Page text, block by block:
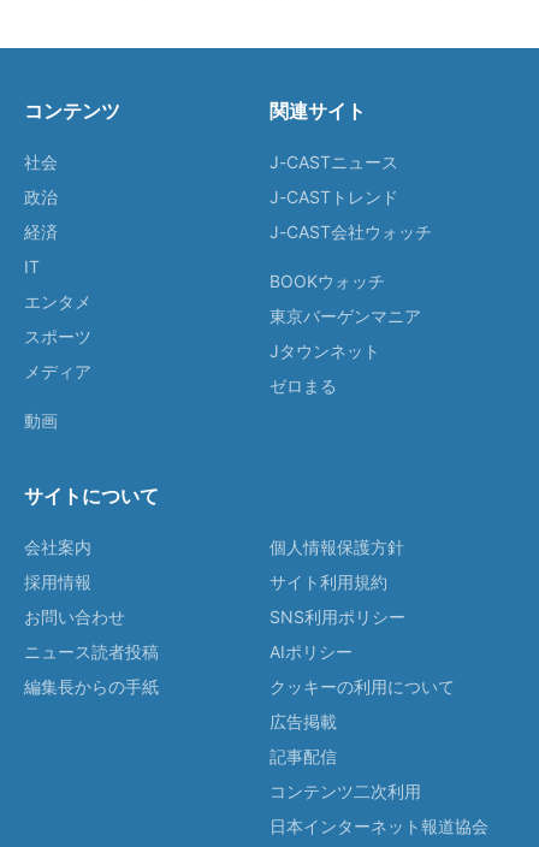
コンテンツ
社会
政治
経済
IT
エンタメ
スポーツ
メディア
動画
関連サイト
J-CASTニュース
J-CASTトレンド
J-CAST会社ウォッチ
BOOKウォッチ
東京バーゲンマニア
Jタウンネット
ゼロまる
サイトについて
会社案内
採用情報
お問い合わせ
ニュース読者投稿
編集長からの手紙
個人情報保護方針
サイト利用規約
SNS利用ポリシー
AIポリシー
クッキーの利用について
広告掲載
記事配信
コンテンツ二次利用
日本インターネット報道協会